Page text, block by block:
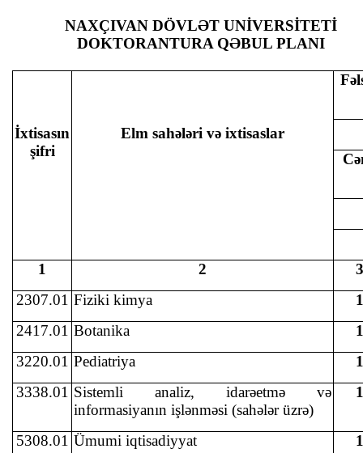
NAXÇIVAN DÖVLƏT UNİVERSİTETİ
DOKTORANTURA QƏBUL PLANI
İxtisasın
şifri
Elm sahələri və ixtisaslar
1 2
3
2307.01 Fiziki kimya
1
2417.01 Botanika
1
3220.01 Pediatriya
1
3338.01 Sistemli analiz, idarəetmə və
informasiyanın işlənməsi (sahələr üzrə)
1
5308.01 Ümumi iqtisadiyyat
1